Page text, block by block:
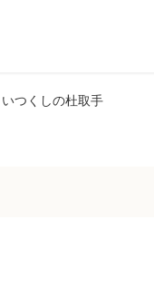
いつくしの杜取手